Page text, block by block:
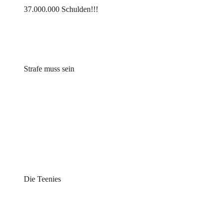
37.000.000 Schulden!!!
Strafe muss sein
Die Teenies